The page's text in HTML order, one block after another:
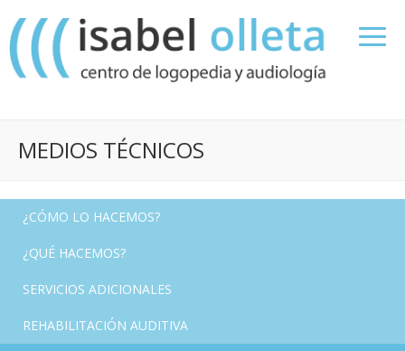
MEDIOS TÉCNICOS
¿CÓMO LO HACEMOS?
¿QUÉ HACEMOS?
SERVICIOS ADICIONALES
REHABILITACIÓN AUDITIVA